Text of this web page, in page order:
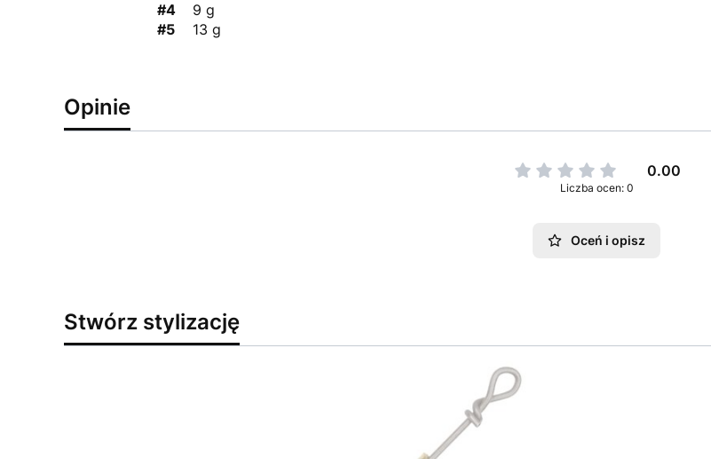
#4
9 g
#5
13 g
Opinie
0.00
Liczba ocen: 0
Oceń i opisz
Stwórz stylizację